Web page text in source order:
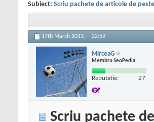
Subiect: Scriu pachete de articole de
17th March 2013, 22:59
MirceaG
Membru SeoPedia
Reputatie: 27
Scriu pachete